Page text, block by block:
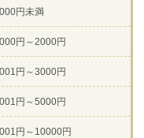
円未満
円～2000円
円～3000円
円～5000円
円～10000円